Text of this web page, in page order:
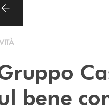
bene